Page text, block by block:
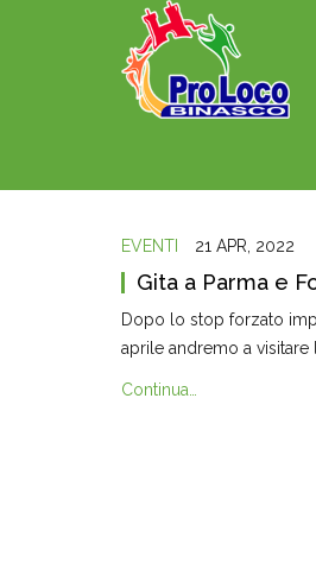
EVENTI 21 APR, 2022
Gita a Parma e
Dopo lo stop forzato
aprile andremo a visitare
Continua…